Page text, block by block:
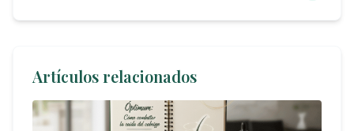
Artículos relacionados